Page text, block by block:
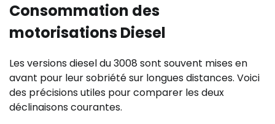
Consommation des
motorisations Diesel
Les versions diesel du 3008 sont souvent mises en
avant pour leur sobriété sur longues distances. Voici
des précisions utiles pour comparer les deux
déclinaisons courantes.